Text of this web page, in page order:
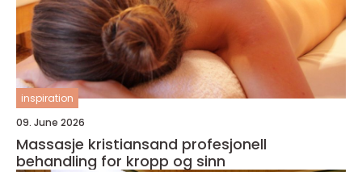
inspiration
09. June 2026
Massasje kristiansand profesjonell
behandling for kropp og sinn